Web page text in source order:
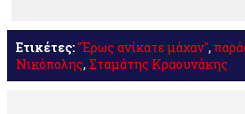
Ετικέτες:"Έρως ανίκατε μάχαν",
Νικόπολης, Σταμάτης Κραουνάκης